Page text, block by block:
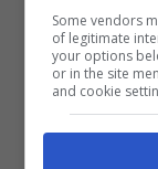
Formia /
Some vendors
of legitimate
your options
or in the site
and cookie